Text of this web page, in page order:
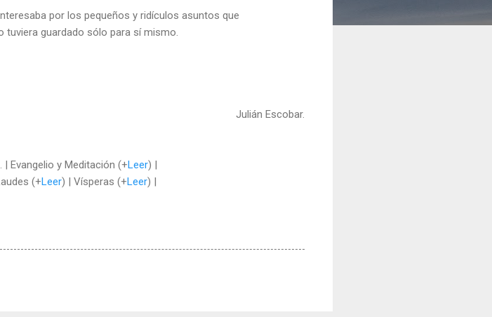
por los pequeños y ridículos asuntos que
guardado sólo para sí mismo.
Julián Escobar.
| Evangelio y Meditación (+Leer) |
(+Leer) | Vísperas (+Leer) |